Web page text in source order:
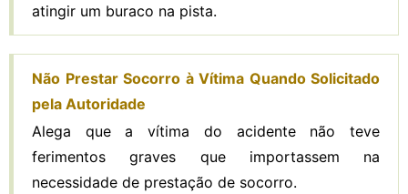
atingir um buraco na pista.
Não Prestar Socorro à Vítima Quando Solicitado
pela Autoridade
Alega que a vítima do acidente não teve
ferimentos graves que importassem na
necessidade de prestação de socorro.